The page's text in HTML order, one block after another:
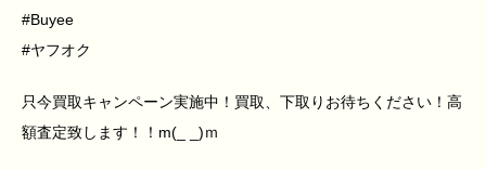
#Buyee
#ヤフオク
只今買取キャンペーン実施中！買取、下取りお待ちください！高
額査定致します！！m(_ _)ｍ